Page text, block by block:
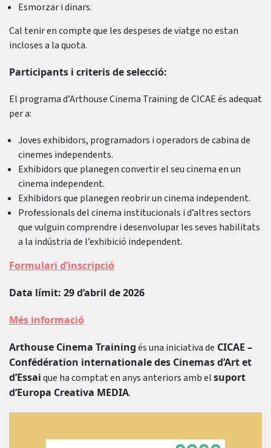
Esmorzar i dinars.
Cal tenir en compte que les despeses de viatge no estan
incloses a la quota.
Participants i criteris de selecció:
El programa d’Arthouse Cinema Training de CICAE és adequat
per a:
Joves exhibidors, programadors i operadors de cabina de
cinemes independents.
Exhibidors que planegen convertir el seu cinema en un
cinema independent.
Exhibidors que planegen reobrir un cinema independent.
Professionals del cinema institucionals i d’altres sectors
que vulguin comprendre i desenvolupar les seves habilitats
a la indústria de l’exhibició independent.
Formulari d’inscripció
Data límit: 29 d’abril de 2026
Més informació
Arthouse Cinema Trainingés una iniciativa de CICAE –
Confédération internationale des Cinemas d’Art et
d’Essaique ha comptat en anys anteriors amb elsuport
d’Europa Creativa MEDIA.